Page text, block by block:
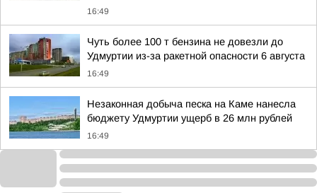
16:49
Чуть более 100 т бензина не довезли до
Удмуртии из-за ракетной опасности 6 августа
16:49
Незаконная добыча песка на Каме нанесла
бюджету Удмуртии ущерб в 26 млн рублей
16:49